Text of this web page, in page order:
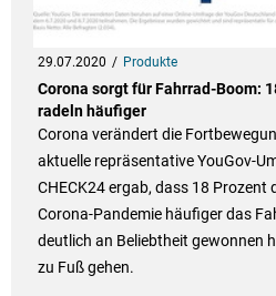
29.07.2020 Produkte
Corona sorgt für Fahrrad-Boom:
radeln häufiger
Corona verändert die
aktuelle repräsentative YouGov-
CHECK24 ergab, dass 18 Prozent
Corona-Pandemie häufiger das
deutlich an Beliebtheit gewonnen
zu Fuß gehen.